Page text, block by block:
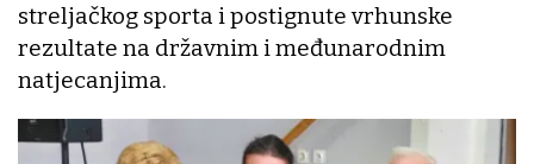
streljačkog sporta i postignute vrhunske
rezultate na državnim i međunarodnim
natjecanjima.